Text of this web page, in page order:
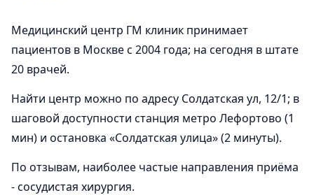
Медицинский центр ГМ клиник принимает
пациентов в Москве с 2004 года; на сегодня в штате
20 врачей.
Найти центр можно по адресу Солдатская ул, 12/1; в
шаговой доступности станция метро Лефортово (1
мин) и остановка «Солдатская улица» (2 минуты).
По отзывам, наиболее частые направления приёма
- сосудистая хирургия.